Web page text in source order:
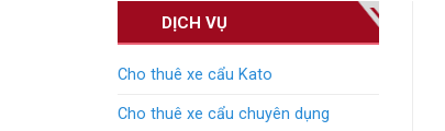
DỊCH VỤ
Cho thuê xe cẩu Kato
Cho thuê xe cẩu chuyên dụng